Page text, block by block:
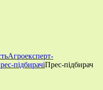
Агроексперт-
підбирачі​Прес-підбирач